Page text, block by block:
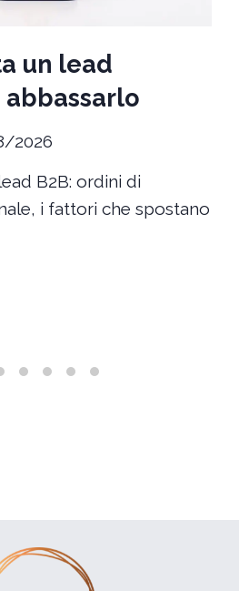
un lead
abbassarlo
2026
B2B: ordini di
i fattori che spostano